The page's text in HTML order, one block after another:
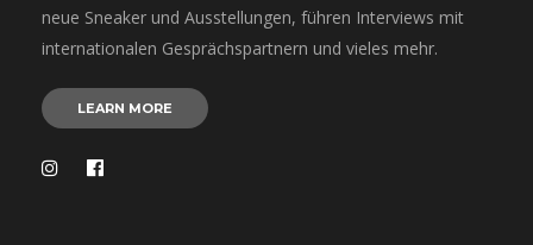
neue Sneaker und Ausstellungen, führen Interviews mit
internationalen Gesprächspartnern und vieles mehr.
LEARN MORE